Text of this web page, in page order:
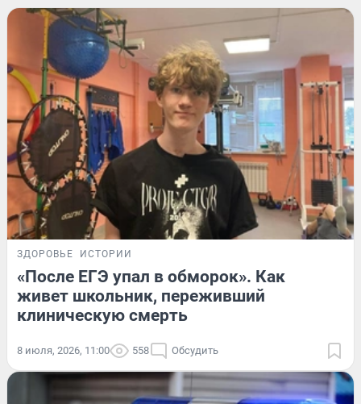
ЗДОРОВЬЕ ИСТОРИИ
«После ЕГЭ упал в обморок». Как
живет школьник, переживший
клиническую смерть
8 июля, 2026, 11:00 558 Обсудить